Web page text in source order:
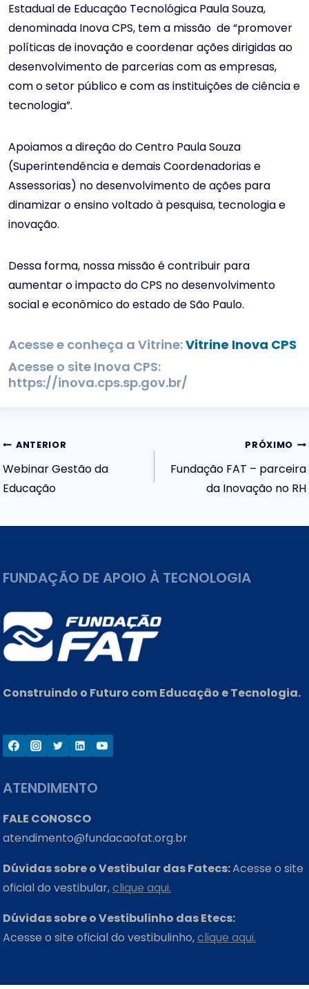
Estadual de Educação Tecnológica Paula Souza,
denominada Inova CPS, tem a missão de “promover
políticas de inovação e coordenar ações dirigidas ao
desenvolvimento de parcerias com as empresas,
com o setor público e com as instituições de ciência e
tecnologia”.
Apoiamos a direção do Centro Paula Souza
(Superintendência e demais Coordenadorias e
Assessorias) no desenvolvimento de ações para
dinamizar o ensino voltado à pesquisa, tecnologia e
inovação.
Dessa forma, nossa missão é contribuir para
aumentar o impacto do CPS no desenvolvimento
social e econômico do estado de São Paulo.
Acesse e conheça a Vitrine:Vitrine Inova CPS
Acesse o site Inova CPS:
https://inova.cps.sp.gov.br/
Navegação
de
Post
ANTERIOR
Webinar Gestão da
Educação
PRÓXIMO
Fundação FAT – parceira
da Inovação no RH
FUNDAÇÃO DE APOIO À TECNOLOGIA
Construindo o Futuro com Educação e Tecnologia.
ATENDIMENTO
FALE CONOSCO
atendimento@fundacaofat.org.br
Dúvidas sobre o Vestibular das Fatecs:Acesse o site
oficial do vestibular,clique aqui.
Dúvidas sobre o Vestibulinho das Etecs:
Acesse o site oficial do vestibulinho,clique aqui.